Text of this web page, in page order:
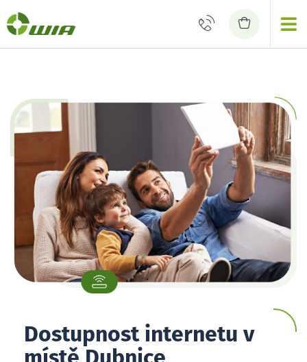
Dostupnost internetu v